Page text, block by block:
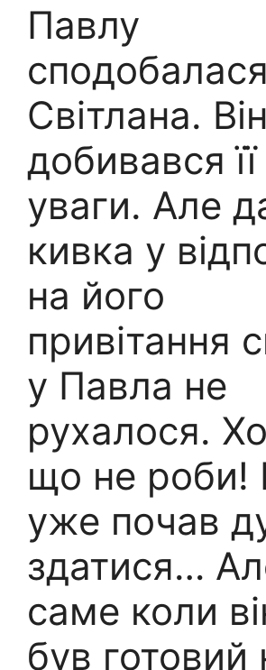
Павлу
сподобалася
Світлана.
добивався її
уваги. Але
кивка у
на його
привітання
у Павла не
рухалося.
що не роби!
уже почав
здатися…
саме коли
був готовий